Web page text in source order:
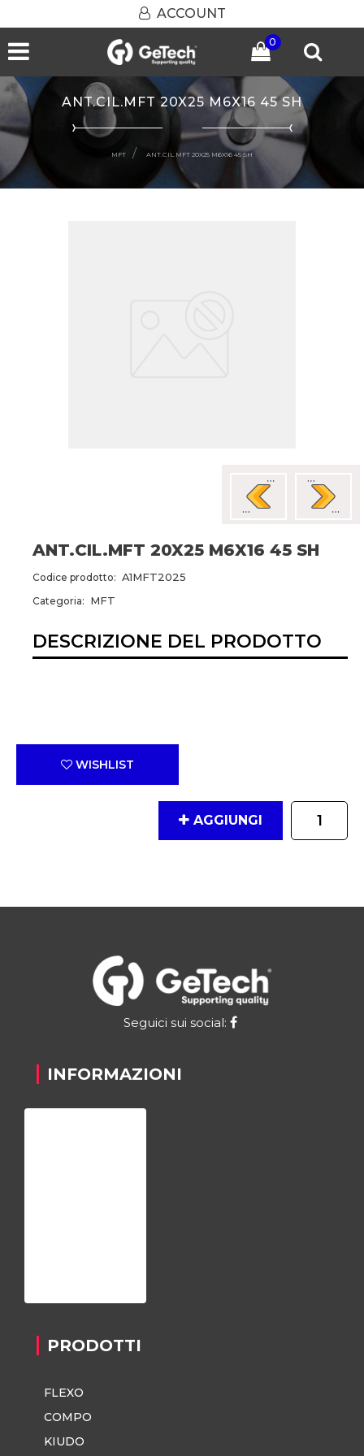
ACCOUNT
Open menu 0
ANT.CIL.MFT 20X25 M6X16 45 SH
MFT ANT.CIL.MFT 20X25 M6X16 45 SH
ANT.CIL.MFT 20X25 M6X16 45 SH
Codice prodotto: A1MFT2025
Categoria: MFT
DESCRIZIONE DEL PRODOTTO
WISHLIST
AGGIUNGI
Seguici sui social:
INFORMAZIONI
PRODOTTI
FLEXO
COMPO
KIUDO